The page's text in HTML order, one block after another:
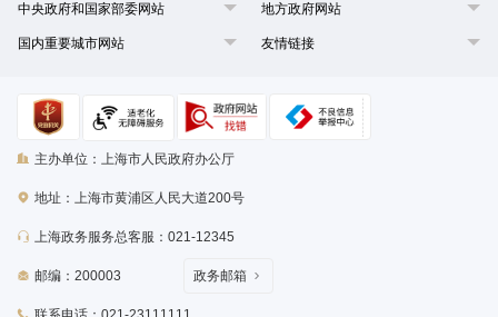
中央政府和国家部委网站 地方政府网站
国内重要城市网站 友情链接
主办单位：上海市人民政府办公厅
地址：上海市黄浦区人民大道200号
上海政务服务总客服：021-12345
邮编：200003 政务邮箱